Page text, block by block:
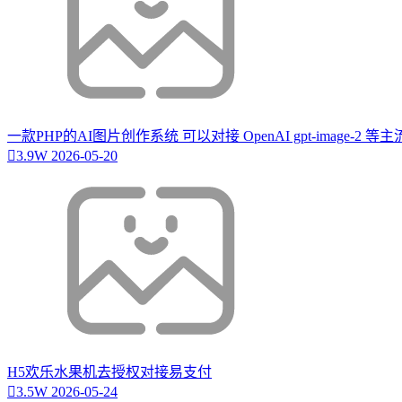
一款PHP的AI图片创作系统 可以对接 OpenAI gpt-image-2 等主
3.9W 2026-05-20
H5欢乐水果机去授权对接易支付
3.5W 2026-05-24